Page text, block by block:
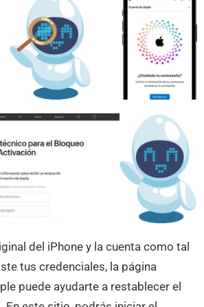
del iPhone y la cuenta como tal
tus credenciales, la página
puede ayudarte a restablecer el